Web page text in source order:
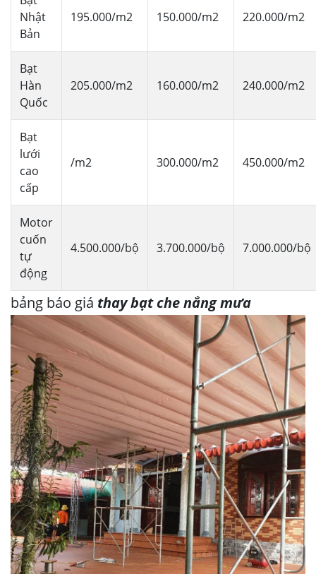
Nhật
Bản
195.000/m2 150.000/m2 220.000/m2
Bạt
Hàn
Quốc
205.000/m2 160.000/m2 240.000/m2
Bạt
lưới
cao
cấp
/m2 300.000/m2 450.000/m2
Motor
cuốn
tự
động
4.500.000/bộ 3.700.000/bộ 7.000.000/bộ
bảng báo giá thay bạt che nắng mưa